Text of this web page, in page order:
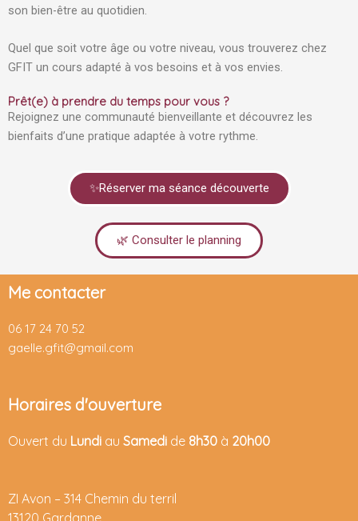
son bien-être au quotidien.
Quel que soit votre âge ou votre niveau, vous trouverez chez
GFIT un cours adapté à vos besoins et à vos envies.
Prêt(e) à prendre du temps pour vous ?
Rejoignez une communauté bienveillante et découvrez les
bienfaits d’une pratique adaptée à votre rythme.
✨Réserver ma séance découverte
🌿 Consulter le planning
Me contacter
06 17 24 70 52
gaelle.gfit@gmail.com
Horaires d'ouverture
Ouvert du Lundi au Samedi de 8h30 à 20h00
ZI Avon – 314 Chemin du terril